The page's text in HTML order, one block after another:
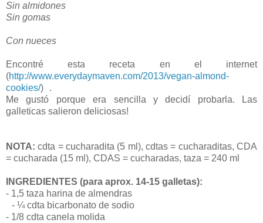
Sin almidones
Sin gomas
Con nueces
Encontré esta receta en el internet
(http://www.everydaymaven.com/2013/vegan-almond-
cookies/) .
Me gustó porque era sencilla y decidí probarla. Las
galleticas salieron deliciosas!
NOTA:cdta = cucharadita (5 ml), cdtas = cucharaditas, CDA
= cucharada (15 ml), CDAS = cucharadas, taza = 240 ml
INGREDIENTES (para aprox. 14-15 galletas):
- 1,5 taza harina de almendras
- ¼ cdta bicarbonato de sodio
- 1/8 cdta canela molida